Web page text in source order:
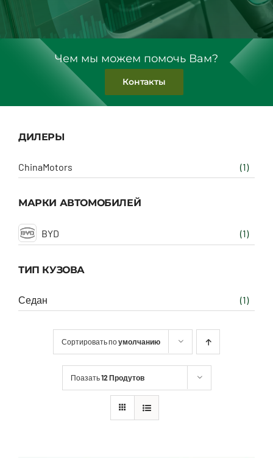
Чем мы можем помочь Вам?
Контакты
ДИЛЕРЫ
ChinaMotors (1)
МАРКИ АВТОМОБИЛЕЙ
BYD (1)
ТИП КУЗОВА
Седан (1)
Сортировать поумолчанию
Поазать12 Продутов